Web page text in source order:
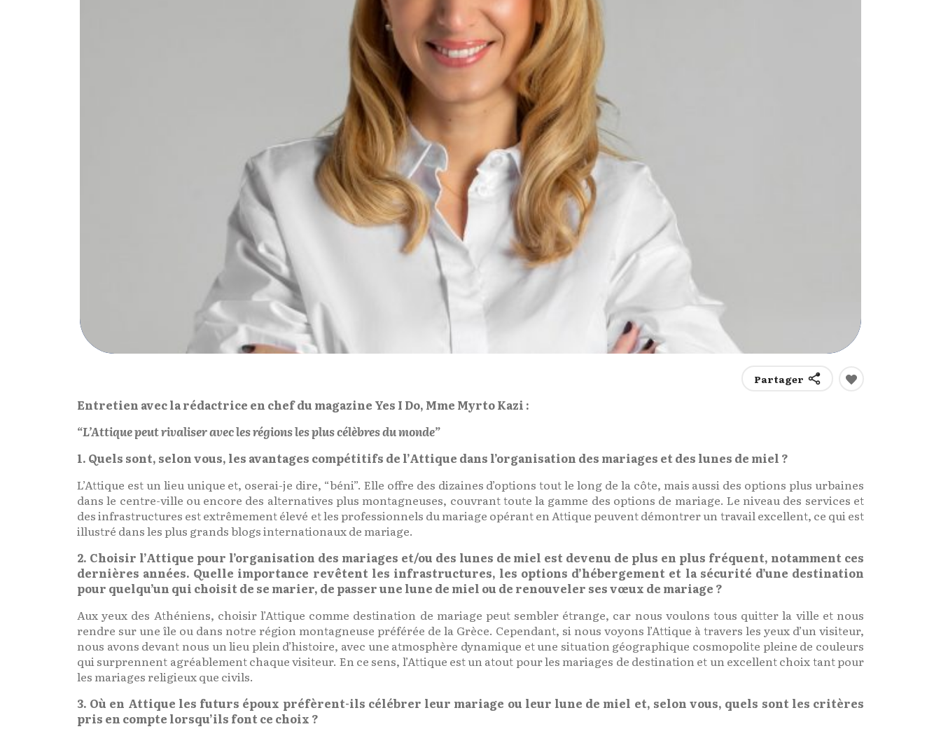
Partager
Entretien avec la rédactrice en chef du magazine Yes I Do, Mme Myrto Kazi :
“L’Attique peut rivaliser avec les régions les plus célèbres du monde”
1. Quels sont, selon vous, les avantages compétitifs de l’Attique dans l’organisation des mariages et des lunes de miel ?
L’Attique est un lieu unique et, oserai-je dire, “béni”. Elle offre des dizaines d’options tout le long de la côte, mais aussi des options plus urbaines
dans le centre-ville ou encore des alternatives plus montagneuses, couvrant toute la gamme des options de mariage. Le niveau des services et
des infrastructures est extrêmement élevé et les professionnels du mariage opérant en Attique peuvent démontrer un travail excellent, ce qui est
illustré dans les plus grands blogs internationaux de mariage.
2. Choisir l’Attique pour l’organisation des mariages et/ou des lunes de miel est devenu de plus en plus fréquent, notamment ces
dernières années. Quelle importance revêtent les infrastructures, les options d’hébergement et la sécurité d’une destination
pour quelqu’un qui choisit de se marier, de passer une lune de miel ou de renouveler ses vœux de mariage ?
Aux yeux des Athéniens, choisir l’Attique comme destination de mariage peut sembler étrange, car nous voulons tous quitter la ville et nous
rendre sur une île ou dans notre région montagneuse préférée de la Grèce. Cependant, si nous voyons l’Attique à travers les yeux d’un visiteur,
nous avons devant nous un lieu plein d’histoire, avec une atmosphère dynamique et une situation géographique cosmopolite pleine de couleurs
qui surprennent agréablement chaque visiteur. En ce sens, l’Attique est un atout pour les mariages de destination et un excellent choix tant pour
les mariages religieux que civils.
3. Où en Attique les futurs époux préfèrent-ils célébrer leur mariage ou leur lune de miel et, selon vous, quels sont les critères
pris en compte lorsqu’ils font ce choix ?